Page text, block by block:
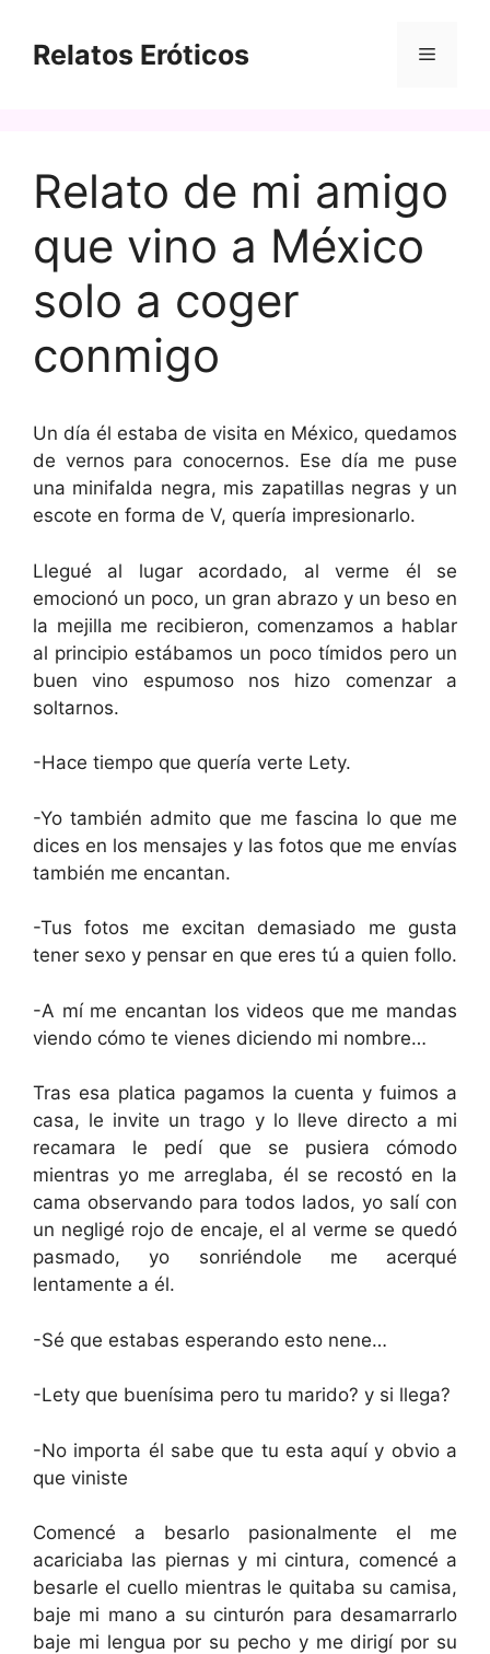
contenido
Relatos Eróticos Menú
Relato de mi amigo
que vino a México
solo a coger
conmigo
Un día él estaba de visita en México, quedamos
de vernos para conocernos. Ese día me puse
una minifalda negra, mis zapatillas negras y un
escote en forma de V, quería impresionarlo.
Llegué al lugar acordado, al verme él se
emocionó un poco, un gran abrazo y un beso en
la mejilla me recibieron, comenzamos a hablar
al principio estábamos un poco tímidos pero un
buen vino espumoso nos hizo comenzar a
soltarnos.
-Hace tiempo que quería verte Lety.
-Yo también admito que me fascina lo que me
dices en los mensajes y las fotos que me envías
también me encantan.
-Tus fotos me excitan demasiado me gusta
tener sexo y pensar en que eres tú a quien follo.
-A mí me encantan los videos que me mandas
viendo cómo te vienes diciendo mi nombre…
Tras esa platica pagamos la cuenta y fuimos a
casa, le invite un trago y lo lleve directo a mi
recamara le pedí que se pusiera cómodo
mientras yo me arreglaba, él se recostó en la
cama observando para todos lados, yo salí con
un negligé rojo de encaje, el al verme se quedó
pasmado, yo sonriéndole me acerqué
lentamente a él.
-Sé que estabas esperando esto nene…
-Lety que buenísima pero tu marido? y si llega?
-No importa él sabe que tu esta aquí y obvio a
que viniste
Comencé a besarlo pasionalmente el me
acariciaba las piernas y mi cintura, comencé a
besarle el cuello mientras le quitaba su camisa,
baje mi mano a su cinturón para desamarrarlo
baje mi lengua por su pecho y me dirigí por su